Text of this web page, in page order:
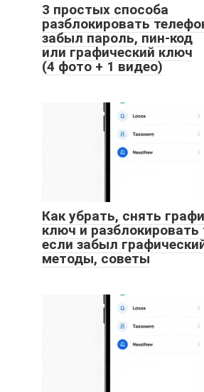
3 простых способа
разблокировать
забыл пароль, пин-код
или графический ключ
(4 фото + 1 видео)
Как убрать, снять
ключ и разблокировать
если забыл
методы, советы